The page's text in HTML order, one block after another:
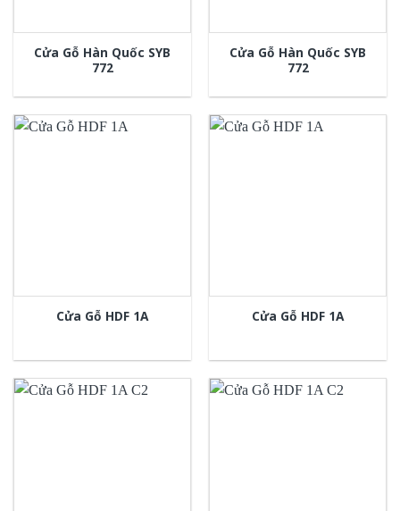
Cửa Gỗ Hàn Quốc SYB
772
Cửa Gỗ Hàn Quốc SYB
772
Cửa Gỗ HDF 1A Cửa Gỗ HDF 1A